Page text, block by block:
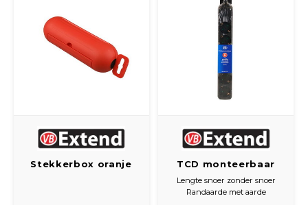
Stekkerbox oranje
TCD monteerbaar
6V + RA zwart
zonder snoer
Lengte snoer zonder snoer
Randaarde met aarde